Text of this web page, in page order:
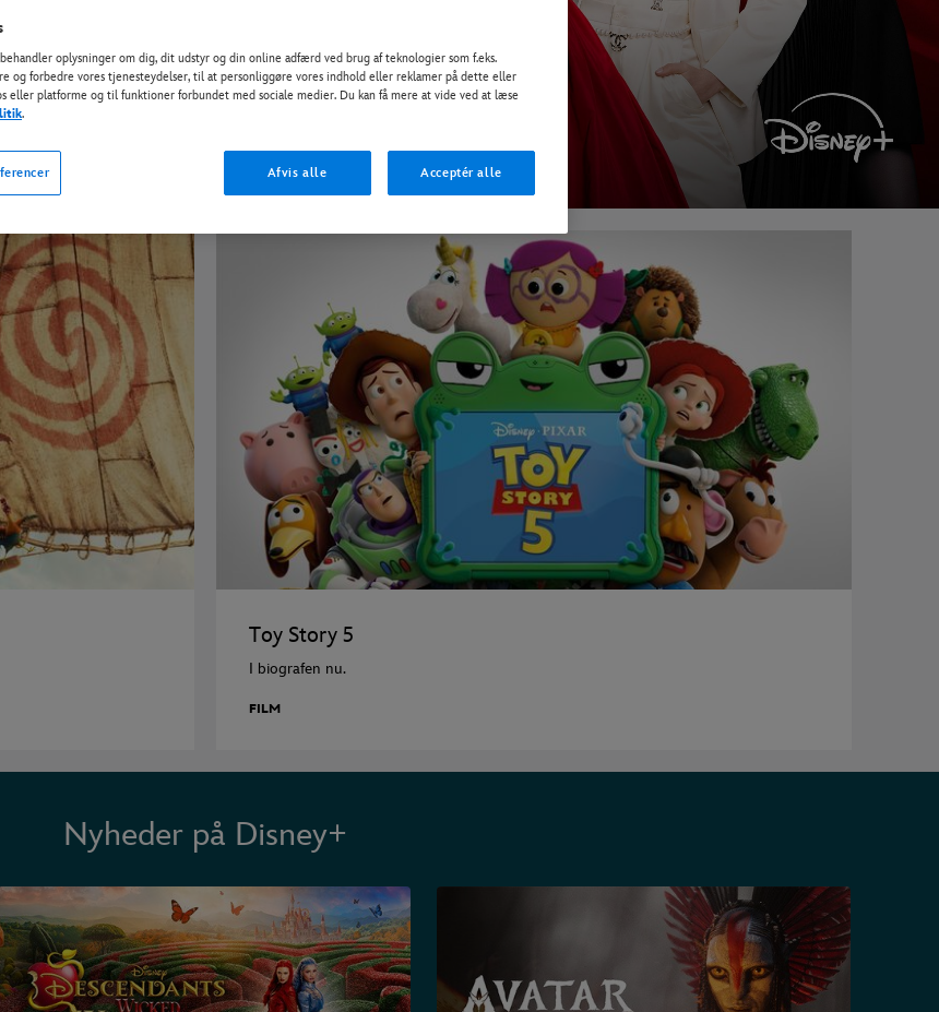
Toy Story 5
I biografen nu.
FILM
Nyheder på Disney+
oplysninger om dig, dit udstyr og din online adfærd ved brug af teknologier som f.eks.
og forbedre vores tjenesteydelser, til at personliggøre vores indhold eller reklamer på dette eller
eller platforme og til funktioner forbundet med sociale medier. Du kan få mere at vide ved at læse
.
Afvis alle Acceptér alle